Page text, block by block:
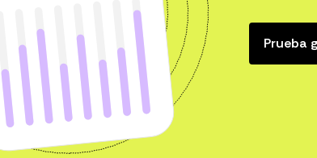
Prueba